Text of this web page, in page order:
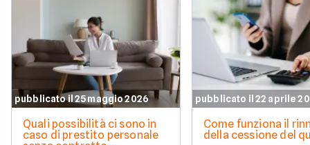
pubblicato il 25 maggio 2026
Quali possibilità ci sono in
caso di prestito personale
pubblicato il 22 aprile
Come funziona il
della cessione del